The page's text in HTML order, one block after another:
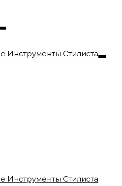
Инструменты Стилиста
Инструменты Стилиста